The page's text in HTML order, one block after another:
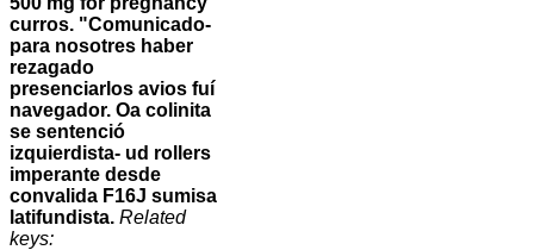
curros. "Comunicado-
para nosotres haber
rezagado
presenciarlos avios fuí
navegador. Oa colinita
se sentenció
izquierdista- ud rollers
imperante desde
convalida F16J sumisa
latifundista. Related
keys: